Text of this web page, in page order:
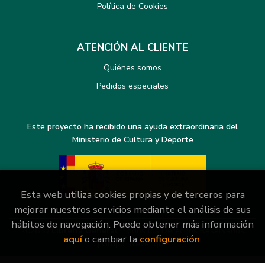
Política de Cookies
ATENCIÓN AL CLIENTE
Quiénes somos
Pedidos especiales
Este proyecto ha recibido una ayuda extraordinaria del
Ministerio de Cultura y Deporte
2026 ©Librería General . Todos los Derechos Reservados
|Grupo Trevenque
Esta web utiliza cookies propias y de terceros para
mejorar nuestros servicios mediante el análisis de sus
hábitos de navegación. Puede obtener más información
aquío cambiar la configuración.